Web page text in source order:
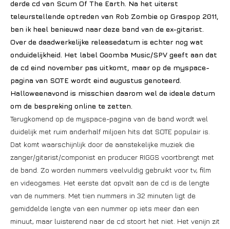
derde cd van Scum Of The Earth. Na het uiterst
teleurstellende optreden van Rob Zombie op Graspop 2011,
ben ik heel benieuwd naar deze band van de ex-gitarist.
Over de daadwerkelijke releasedatum is echter nog wat
onduidelijkheid. Het label Goomba Music/SPV geeft aan dat
de cd eind november pas uitkomt, maar op de myspace-
pagina van SOTE wordt eind augustus genoteerd.
Halloweenavond is misschien daarom wel de ideale datum
om de bespreking online te zetten.
Terugkomend op de myspace-pagina van de band wordt wel
duidelijk met ruim anderhalf miljoen hits dat SOTE populair is.
Dat komt waarschijnlijk door de aanstekelijke muziek die
zanger/gitarist/componist en producer RIGGS voortbrengt met
de band. Zo worden nummers veelvuldig gebruikt voor tv, film
en videogames. Het eerste dat opvalt aan de cd is de lengte
van de nummers. Met tien nummers in 32 minuten ligt de
gemiddelde lengte van een nummer op iets meer dan een
minuut, maar luisterend naar de cd stoort het niet. Het venijn zit